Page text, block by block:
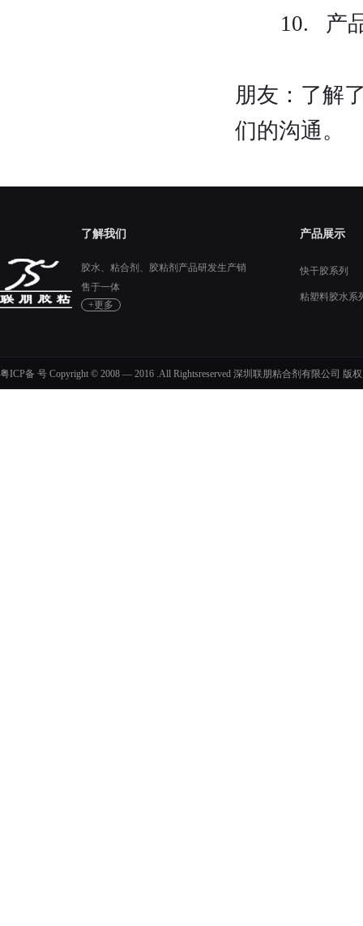
10. 产品
朋友：了解
们的沟通。
了解我们
胶水、粘合剂、胶粘剂产品研发生产销
售于一体
+更多
产品展示
快干胶系列
粘塑料胶水系
粤ICP备 号 Copyright © 2008 — 2016 .All Rightsreserved 深圳联朋粘合剂有限公司 版